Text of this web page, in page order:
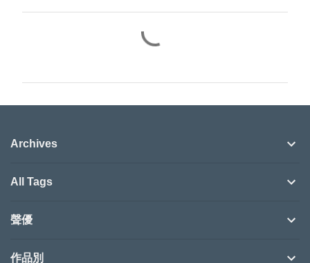
Archives
All Tags
聲優
作品別